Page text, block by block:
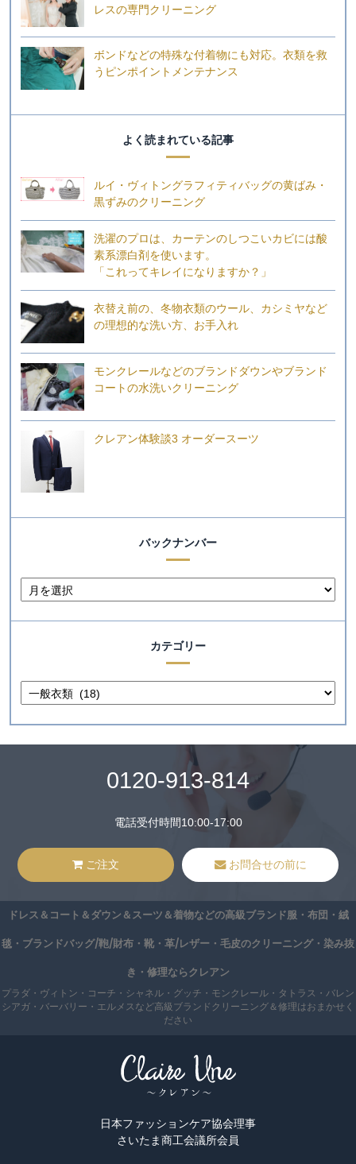
レスの専門クリーニング
ボンドなどの特殊な付着物にも対応。衣類を救
うピンポイントメンテナンス
よく読まれている記事
ルイ・ヴィトングラフィティバッグの黄ばみ・
黒ずみのクリーニング
洗濯のプロは、カーテンのしつこいカビには酸
素系漂白剤を使います。
「これってキレイになりますか？」
衣替え前の、冬物衣類のウール、カシミヤなど
の理想的な洗い方、お手入れ
モンクレールなどのブランドダウンやブランド
コートの水洗いクリーニング
クレアン体験談3 オーダースーツ
バックナンバー
カテゴリー
0120-913-814
電話受付時間10:00-17:00
ご注文 お問合せの前に
ドレス＆コート＆ダウン＆スーツ＆着物などの高級ブランド服・布団・絨
毯・ブランドバッグ/鞄/財布・靴・革/レザー・毛皮のクリーニング・染み抜
き・修理ならクレアン
プラダ・ヴィトン・コーチ・シャネル・グッチ・モンクレール・タトラス・バレン
シアガ・バーバリー・エルメスなど高級ブランドクリーニング＆修理はおまかせく
ださい
日本ファッションケア協会理事
さいたま商工会議所会員